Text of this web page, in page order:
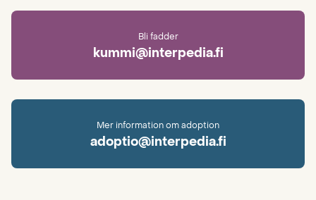
Bli fadder
kummi@interpedia.fi
Mer information om adoption
adoptio@interpedia.fi